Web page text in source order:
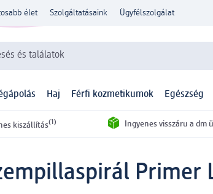
élet Szolgáltatásaink Ügyfélszolgálat
és találatok
Haj Férfi kozmetikumok Egészség
kiszállítás(1) Ingyenes visszáru a dm
Primer